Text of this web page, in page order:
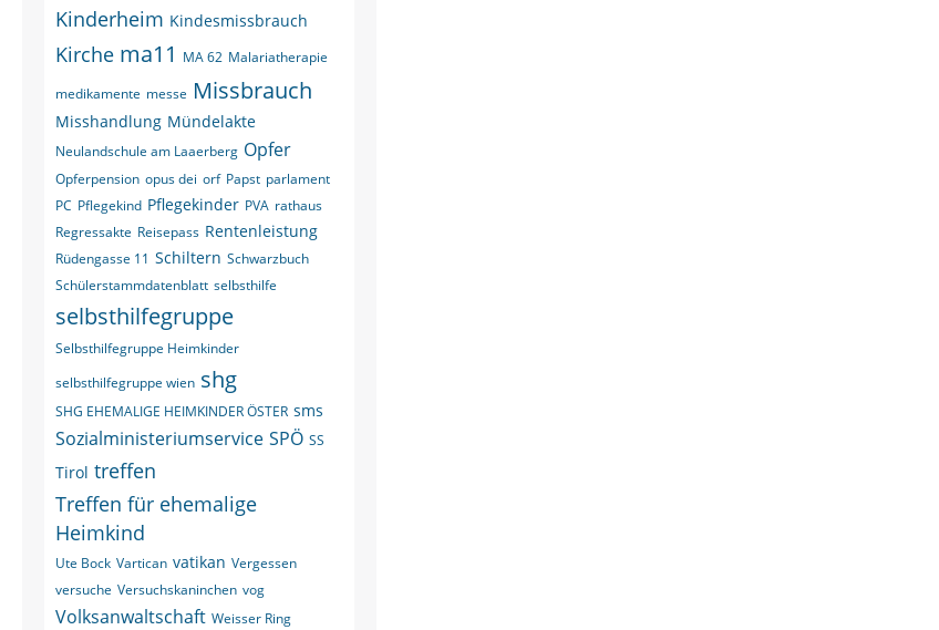
Kinderheim Kindesmissbrauch
Kirche ma11 MA 62 Malariatherapie
medikamente messe Missbrauch
Misshandlung Mündelakte
Neulandschule am Laaerberg Opfer
Opferpension opus dei orf Papst parlament
PC Pflegekind Pflegekinder PVA rathaus
Regressakte Reisepass Rentenleistung
Rüdengasse 11 Schiltern Schwarzbuch
Schülerstammdatenblatt selbsthilfe
selbsthilfegruppe
Selbsthilfegruppe Heimkinder
selbsthilfegruppe wien shg
SHG EHEMALIGE HEIMKINDER ÖSTER sms
Sozialministeriumservice SPÖ SS
Tirol treffen
Treffen für ehemalige
Heimkind
Ute Bock Vartican vatikan Vergessen
versuche Versuchskaninchen vog
Volksanwaltschaft Weisser Ring